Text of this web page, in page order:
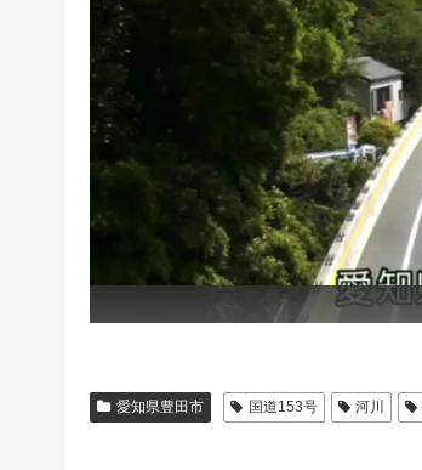
愛知県豊田市 国道153号 河川